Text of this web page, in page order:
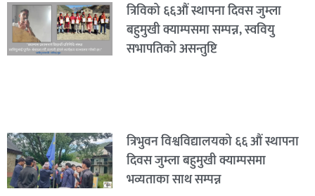
त्रिविको ६६औं स्थापना दिवस जुम्ला
बहुमुखी क्याम्पसमा सम्पन्न, स्ववियु
सभापतिको असन्तुष्टि
त्रिभुवन विश्वविद्यालयको ६६ औं स्थापना
दिवस जुम्ला बहुमुखी क्याम्पसमा
भव्यताका साथ सम्पन्न